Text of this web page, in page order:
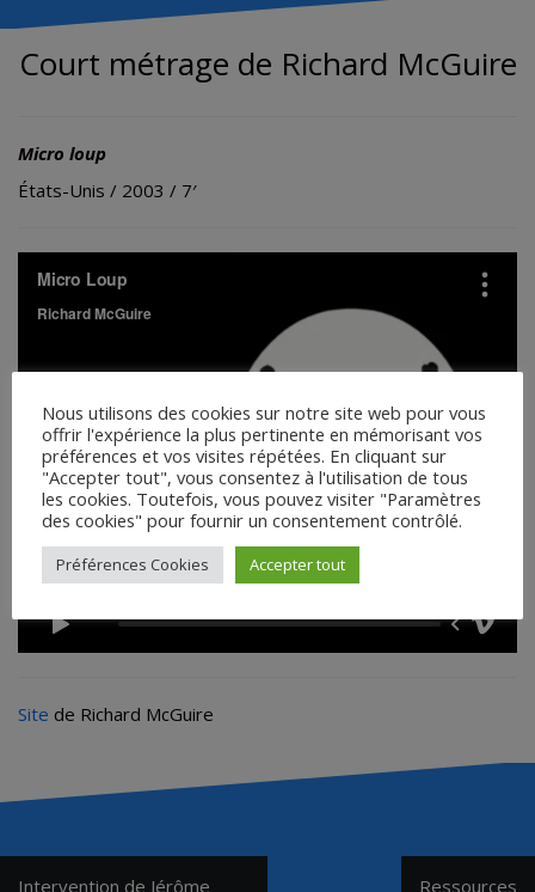
Court métrage de Richard McGuire
Micro loup
États-Unis / 2003 / 7′
Site de Richard McGuire
Navigation
Intervention de Jérôme
Ressources
Nous utilisons des cookies sur notre site web pour vous
offrir l'expérience la plus pertinente en mémorisant vos
préférences et vos visites répétées. En cliquant sur
"Accepter tout", vous consentez à l'utilisation de tous
les cookies. Toutefois, vous pouvez visiter "Paramètres
des cookies" pour fournir un consentement contrôlé.
Préférences Cookies Accepter tout